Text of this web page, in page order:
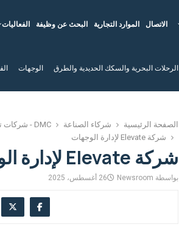
الفعاليات البحث عن وظيفة الموارد التجارية الاتصال
الرحلات البحرية والسكك الحديدية والطرق الوجهات
الصفحة الرئيسية شركاء الصناعة
DMC - شركات تسويق الوجهات
شركة Elevate لإدارة الوجهات
شركة Elevate لإدارة الوجهات
بواسطة Newsroom 26 أغسطس، 2025